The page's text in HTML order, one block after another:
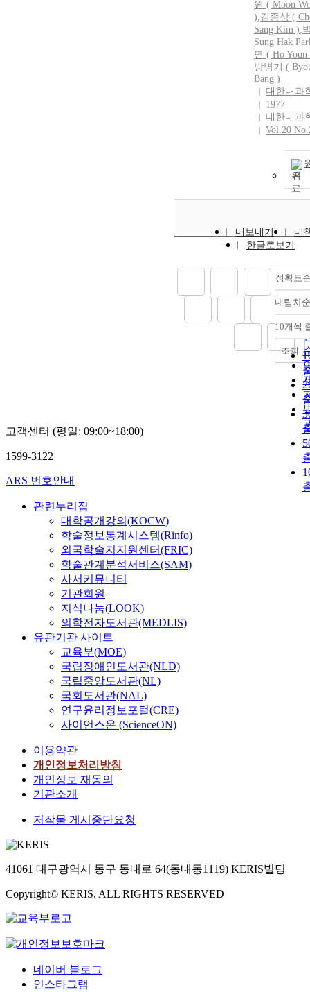
원 ( Moon
),김종상 (
Sang Kim ),
Sung Hak
연 ( Ho
방병기 (
Bang )
대한내과
1977
대한내과
Vol.20
기
내보내기
내
한글로보기
정확도
내림차순
10개씩
조회
고객센터 (평일: 09:00~18:00)
1599-3122
ARS 번호안내
관련누리집
대학공개강의(KOCW)
학술정보통계시스템(Rinfo)
외국학술지지원센터(FRIC)
학술관계분석서비스(SAM)
사서커뮤니티
기관회원
지식나눔(LOOK)
의학전자도서관(MEDLIS)
유관기관 사이트
교육부(MOE)
국립장애인도서관(NLD)
국립중앙도서관(NL)
국회도서관(NAL)
연구윤리정보포털(CRE)
사이언스온 (ScienceON)
이용약관
개인정보처리방침
개인정보 재동의
기관소개
저작물 게시중단요청
41061 대구광역시 동구 동내로 64(동내동1119) KERIS빌딩
Copyright© KERIS. ALL RIGHTS RESERVED
네이버 블로그
인스타그램